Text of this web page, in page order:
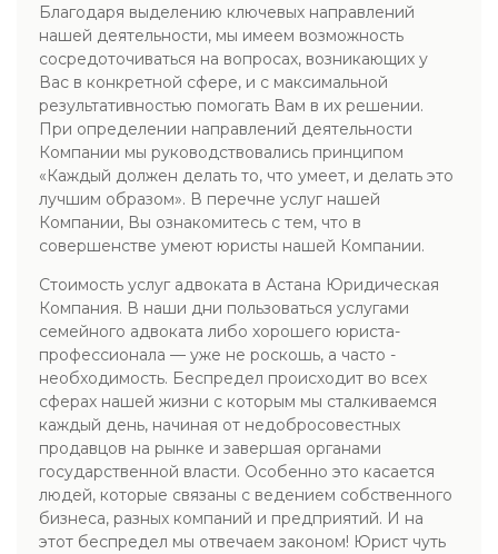
Благодаря выделению ключевых направлений
нашей деятельности, мы имеем возможность
сосредоточиваться на вопросах, возникающих у
Вас в конкретной сфере, и с максимальной
результативностью помогать Вам в их решении.
При определении направлений деятельности
Компании мы руководствовались принципом
«Каждый должен делать то, что умеет, и делать это
лучшим образом». В перечне услуг нашей
Компании, Вы ознакомитесь с тем, что в
совершенстве умеют юристы нашей Компании.
Стоимость услуг адвоката в Астана Юридическая
Компания. В наши дни пользоваться услугами
семейного адвоката либо хорошего юриста-
профессионала — уже не роскошь, а часто -
необходимость. Беспредел происходит во всех
сферах нашей жизни с которым мы сталкиваемся
каждый день, начиная от недобросовестных
продавцов на рынке и завершая органами
государственной власти. Особенно это касается
людей, которые связаны с ведением собственного
бизнеса, разных компаний и предприятий. И на
этот беспредел мы отвечаем законом! Юрист чуть